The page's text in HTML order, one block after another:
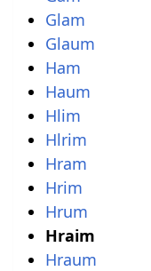
Glam
Glaum
Ham
Haum
Hlim
Hlrim
Hram
Hrim
Hrum
Hraim
Hraum